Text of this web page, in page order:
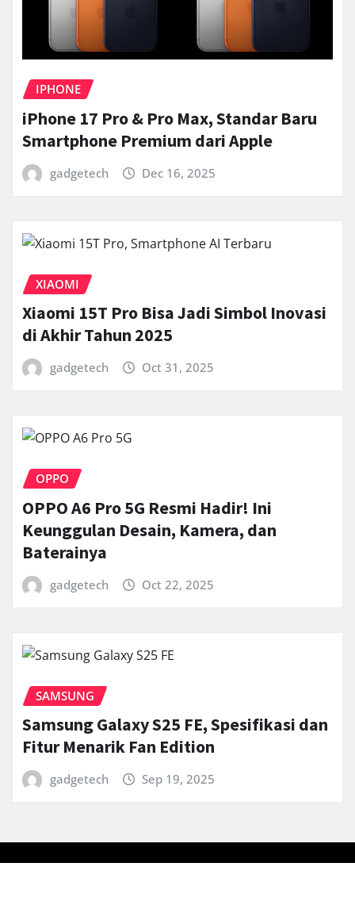
IPHONE
iPhone 17 Pro & Pro Max, Standar Baru
Smartphone Premium dari Apple
gadgetech Dec 16, 2025
XIAOMI
Xiaomi 15T Pro Bisa Jadi Simbol Inovasi
di Akhir Tahun 2025
gadgetech Oct 31, 2025
OPPO
OPPO A6 Pro 5G Resmi Hadir! Ini
Keunggulan Desain, Kamera, dan
Baterainya
gadgetech Oct 22, 2025
SAMSUNG
Samsung Galaxy S25 FE, Spesifikasi dan
Fitur Menarik Fan Edition
gadgetech Sep 19, 2025